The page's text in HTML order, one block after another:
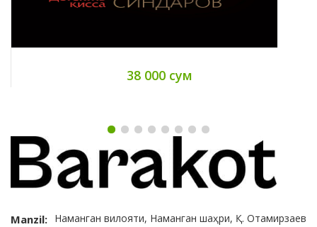
38 000 сум
Manzil: Наманган вилояти, Наманган шаҳри, Қ. Отамирзаев